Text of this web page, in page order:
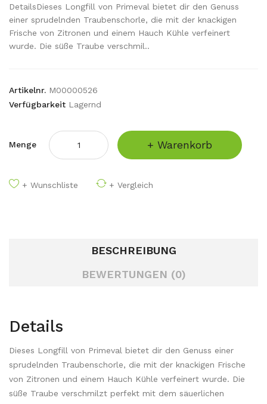
DetailsDieses Longfill von Primeval bietet dir den Genuss
einer sprudelnden Traubenschorle, die mit der knackigen
Frische von Zitronen und einem Hauch Kühle verfeinert
wurde. Die süße Traube verschmil..
Artikelnr. M00000526
Verfügbarkeit Lagernd
Menge + Warenkorb
+ Wunschliste + Vergleich
BESCHREIBUNG
BEWERTUNGEN (0)
Details
Dieses Longfill von Primeval bietet dir den Genuss einer
sprudelnden Traubenschorle, die mit der knackigen Frische
von Zitronen und einem Hauch Kühle verfeinert wurde. Die
süße Traube verschmilzt perfekt mit dem säuerlichen